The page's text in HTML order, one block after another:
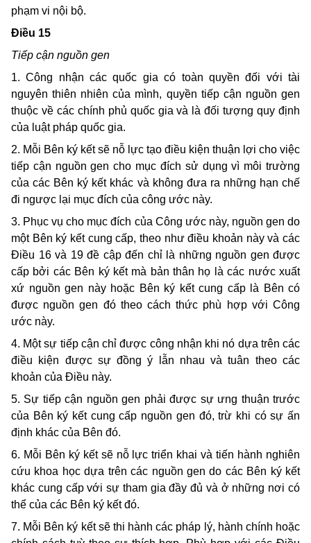
phạm vi nội bộ.
Ðiều 15
Tiếp cận nguồn gen
1. Công nhận các quốc gia có toàn quyền đối với tài
nguyên thiên nhiên của mình, quyền tiếp cận nguồn gen
thuộc về các chính phủ quốc gia và là đối tượng quy định
của luật pháp quốc gia.
2. Mỗi Bên ký kết sẽ nỗ lực tạo điều kiện thuận lợi cho việc
tiếp cận nguồn gen cho mục đích sử dụng vì môi trường
của các Bên ký kết khác và không đưa ra những hạn chế
đi ngược lại mục đích của công ước này.
3. Phục vụ cho mục đích của Công ước này, nguồn gen do
một Bên ký kết cung cấp, theo như điều khoản này và các
Ðiều 16 và 19 đề cập đến chỉ là những nguồn gen được
cấp bởi các Bên ký kết mà bản thân họ là các nước xuất
xứ nguồn gen này hoặc Bên ký kết cung cấp là Bên có
được nguồn gen đó theo cách thức phù hợp với Công
ước này.
4. Một sự tiếp cận chỉ được công nhận khi nó dựa trên các
điều kiện được sự đồng ý lẫn nhau và tuân theo các
khoản của Ðiều này.
5. Sự tiếp cận nguồn gen phải được sự ưng thuận trước
của Bên ký kết cung cấp nguồn gen đó, trừ khi có sự ấn
định khác của Bên đó.
6. Mỗi Bên ký kết sẽ nỗ lực triển khai và tiến hành nghiên
cứu khoa học dựa trên các nguồn gen do các Bên ký kết
khác cung cấp với sự tham gia đầy đủ và ở những nơi có
thể của các Bên ký kết đó.
7. Mỗi Bên ký kết sẽ thi hành các pháp lý, hành chính hoặc